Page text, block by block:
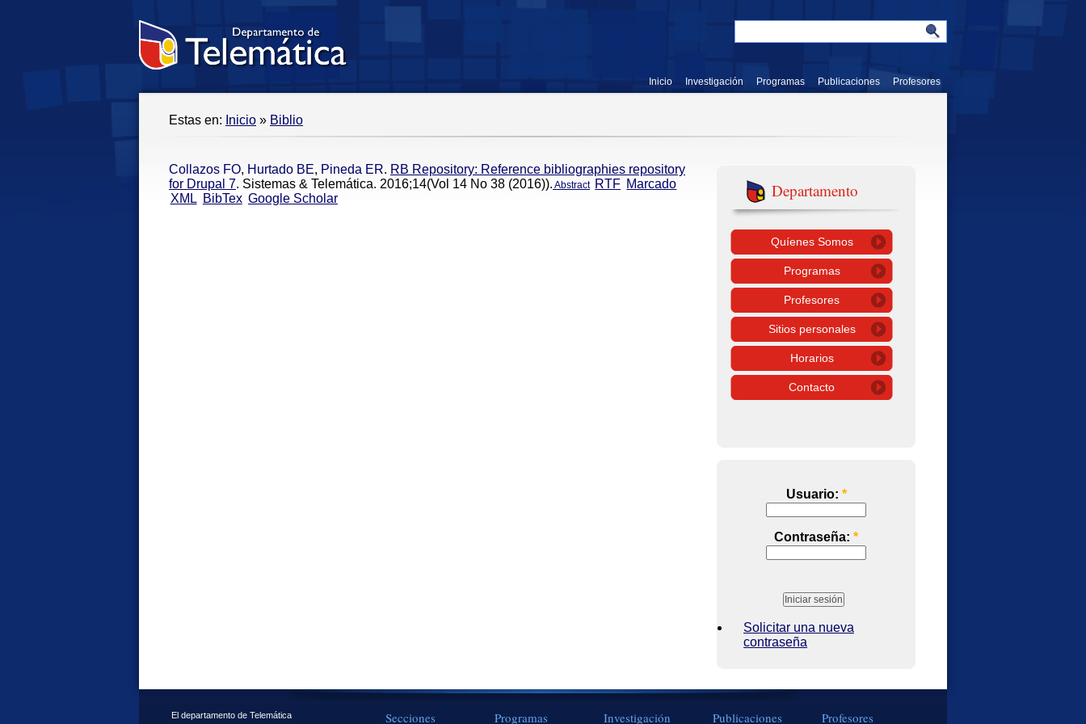
Inicio Investigación Programas Publicaciones Profesores
Estas en: Inicio » Biblio
Collazos FO, Hurtado BE, Pineda ER. RB Repository: Reference bibliographies repository
for Drupal 7. Sistemas & Telemática. 2016;14(Vol 14 No 38 (2016)). Abstract RTF Marcado
XML BibTex Google Scholar Departamento
Quíenes Somos
Programas
Profesores
Sitios personales
Horarios
Contacto
Usuario: *
Contraseña: *
Solicitar una nueva
contraseña
El departamento de Telemática
Secciones Programas Investigación Publicaciones Profesores